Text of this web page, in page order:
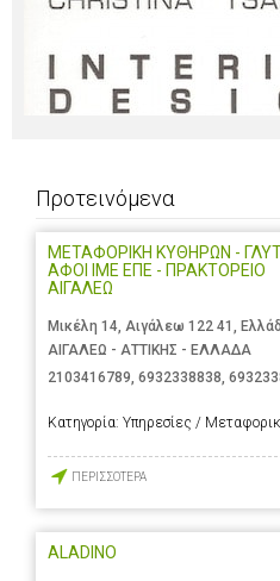
Προτεινόμενα
ΜΕΤΑΦΟΡΙΚΗ ΚΥΘΗΡΩΝ -
ΑΦΟΙ ΙΜΕ ΕΠΕ - ΠΡΑΚΤΟΡΕΙΟ
ΑΙΓΑΛΕΩ
Μικέλη 14, Αιγάλεω 122 41,
ΑΙΓΑΛΕΩ - ΑΤΤΙΚΗΣ - ΕΛΛΑΔΑ
2103416789, 6932338838,
Κατηγορία: Υπηρεσίες /
ΠΕΡΙΣΣΟΤΕΡΑ
ALADINO